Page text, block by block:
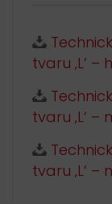
tvaru ‚L‘ –
tvaru ‚L‘ –
tvaru ‚L‘ –